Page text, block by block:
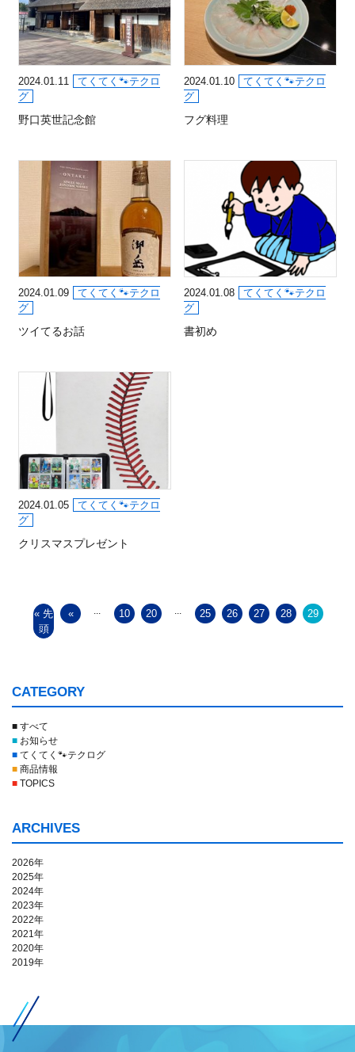
2024.01.11
てくてく🐾テクロ
グ
野口英世記念館
2024.01.10
てくてく🐾テクロ
グ
フグ料理
2024.01.09
てくてく🐾テクロ
グ
ツイてるお話
2024.01.08
てくてく🐾テクロ
グ
書初め
2024.01.05
てくてく🐾テクロ
グ
クリスマスプレゼント
« 先
頭
« 10 20 25 26 27 28 29
CATEGORY
■ すべて
■ お知らせ
■ てくてく🐾テクログ
■ 商品情報
■ TOPICS
ARCHIVES
2026年
2025年
2024年
2023年
2022年
2021年
2020年
2019年